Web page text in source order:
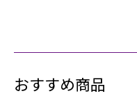
おすすめ商品